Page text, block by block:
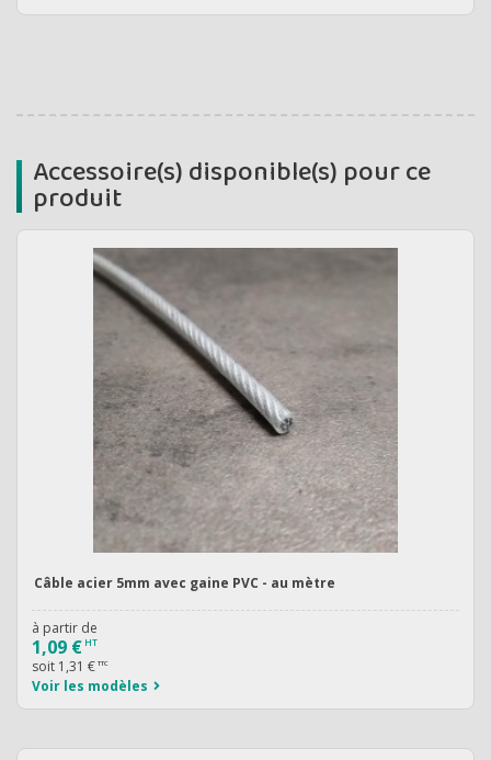
Accessoire(s) disponible(s) pour ce
produit
Câble acier 5mm avec gaine PVC - au mètre
à partir de
1,09 € HT
soit 1,31 € TTC
Voir les modèles